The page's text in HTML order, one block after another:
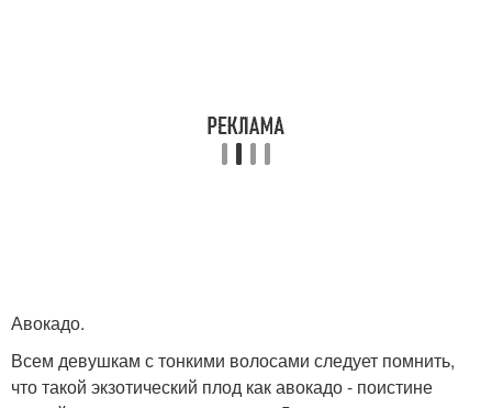
Авокадо.
Всем девушкам с тонкими волосами следует помнить,
что такой экзотический плод как авокадо - поистине